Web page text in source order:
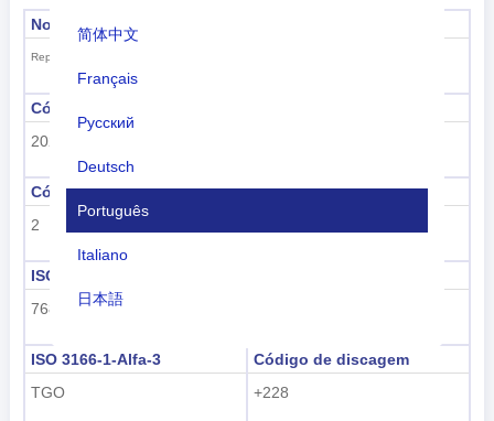
简体中文
Français
Русский
Deutsch
Português
Italiano
日本語
Nome formal
República Togolesa
Código da sub-região
202
Código Regional
2
nome da região
ISO 3166-1 numérico
768
ISO 3166-1-Alfa-3
TGO
Código de discagem
+228